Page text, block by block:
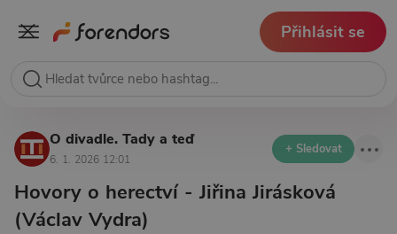
Přihlásit se
O divadle. Tady a teď
6. 1. 2026 12:01
+ Sledovat
Hovory o herectví - Jiřina Jirásková
(Václav Vydra)